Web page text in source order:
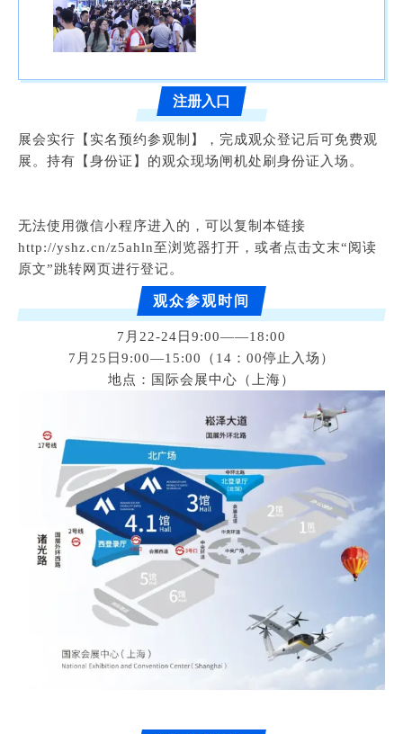
注册入口
展会实行【实名预约参观制】，完成观众登记后可免费观
展。持有【身份证】的观众现场闸机处刷身份证入场。
无法使用微信小程序进入的，可以复制本链接
http://yshz.cn/z5ahln至浏览器打开，或者点击文末“阅读
原文”跳转网页进行登记。
观众参观时间
7月22-24日9:00——18:00
7月25日9:00—15:00（14：00停止入场）
地点：国际会展中心（上海）